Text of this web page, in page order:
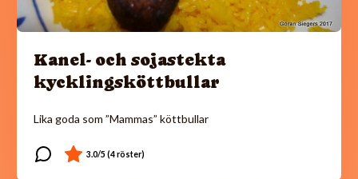
Kanel- och sojastekta
kycklingsköttbullar
Lika goda som ”Mammas” köttbullar